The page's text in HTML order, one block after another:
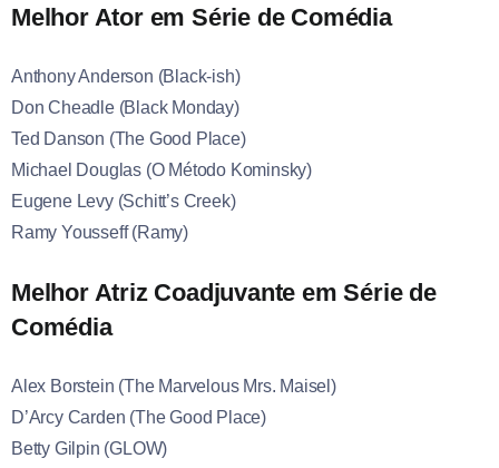
Melhor Ator em Série de Comédia
Anthony Anderson (Black-ish)
Don Cheadle (Black Monday)
Ted Danson (The Good Place)
Michael Douglas (O Método Kominsky)
Eugene Levy (Schitt’s Creek)
Ramy Yousseff (Ramy)
Melhor Atriz Coadjuvante em Série de
Comédia
Alex Borstein (The Marvelous Mrs. Maisel)
D’Arcy Carden (The Good Place)
Betty Gilpin (GLOW)